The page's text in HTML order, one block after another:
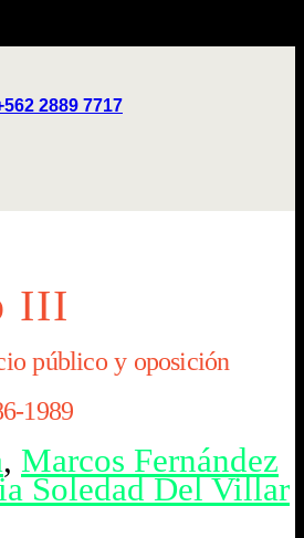
2889 7717
III
público y oposición
1989
, Marcos Fernández
Soledad Del Villar